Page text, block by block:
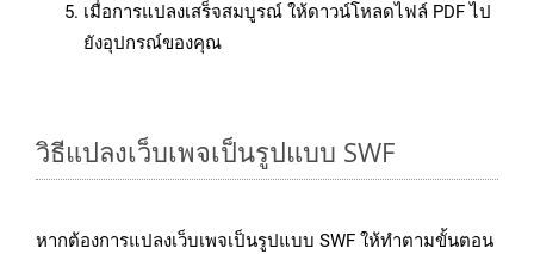
เมื่อการแปลงเสร็จสมบูรณ์ ให้ดาวน์โหลดไฟล์ PDF ไป
ยังอุปกรณ์ของคุณ
วิธีแปลงเว็บเพจเป็นรูปแบบ SWF
หากต้องการแปลงเว็บเพจเป็นรูปแบบ SWF ให้ทำตามขั้นตอน